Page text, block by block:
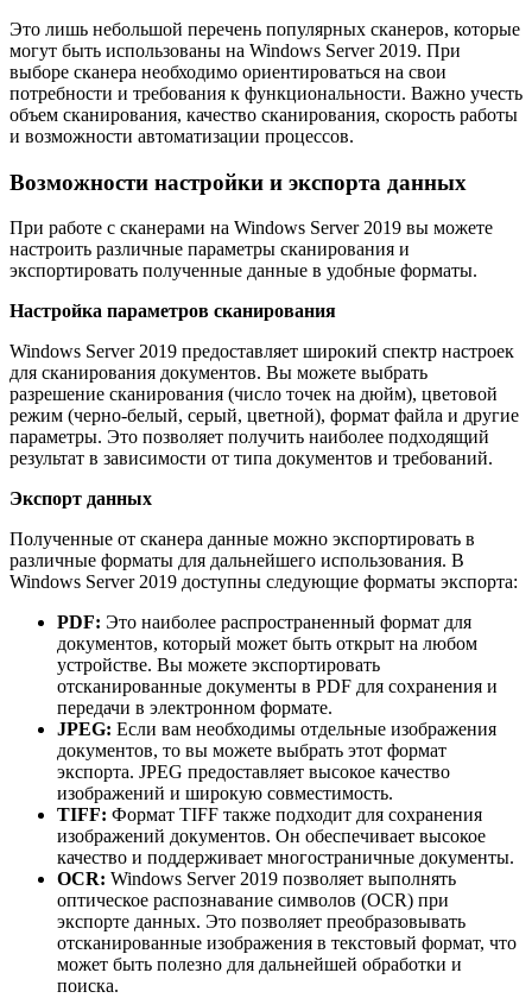
Это лишь небольшой перечень популярных сканеров, которые
могут быть использованы на Windows Server 2019. При
выборе сканера необходимо ориентироваться на свои
потребности и требования к функциональности. Важно учесть
объем сканирования, качество сканирования, скорость работы
и возможности автоматизации процессов.
Возможности настройки и экспорта данных
При работе с сканерами на Windows Server 2019 вы можете
настроить различные параметры сканирования и
экспортировать полученные данные в удобные форматы.
Настройка параметров сканирования
Windows Server 2019 предоставляет широкий спектр настроек
для сканирования документов. Вы можете выбрать
разрешение сканирования (число точек на дюйм), цветовой
режим (черно-белый, серый, цветной), формат файла и другие
параметры. Это позволяет получить наиболее подходящий
результат в зависимости от типа документов и требований.
Экспорт данных
Полученные от сканера данные можно экспортировать в
различные форматы для дальнейшего использования. В
Windows Server 2019 доступны следующие форматы экспорта:
PDF: Это наиболее распространенный формат для
документов, который может быть открыт на любом
устройстве. Вы можете экспортировать
отсканированные документы в PDF для сохранения и
передачи в электронном формате.
JPEG: Если вам необходимы отдельные изображения
документов, то вы можете выбрать этот формат
экспорта. JPEG предоставляет высокое качество
изображений и широкую совместимость.
TIFF: Формат TIFF также подходит для сохранения
изображений документов. Он обеспечивает высокое
качество и поддерживает многостраничные документы.
OCR: Windows Server 2019 позволяет выполнять
оптическое распознавание символов (OCR) при
экспорте данных. Это позволяет преобразовывать
отсканированные изображения в текстовый формат, что
может быть полезно для дальнейшей обработки и
поиска.